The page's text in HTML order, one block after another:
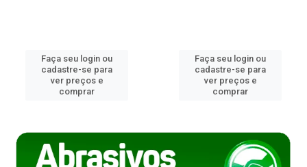
Faça seu login ou
cadastre-se para
ver preços e
comprar
Faça seu login ou
cadastre-se para
ver preços e
comprar